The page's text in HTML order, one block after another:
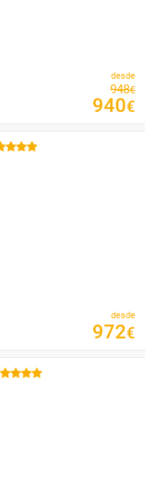
desde
948€
940€
desde
972€